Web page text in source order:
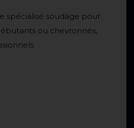
spécialisé soudage pour
ou chevronnés,